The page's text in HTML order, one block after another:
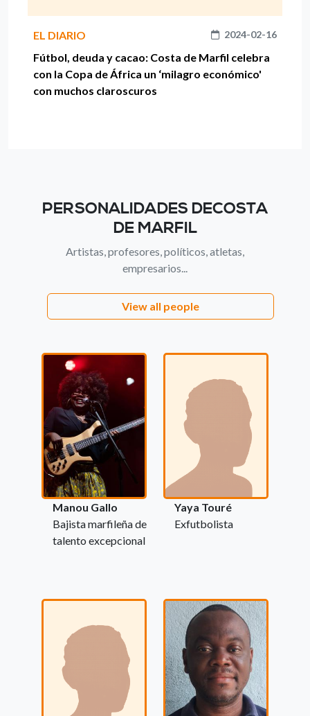
EL DIARIO 2024-02-16
Fútbol, deuda y cacao: Costa de Marfil celebra
con la Copa de África un ‘milagro económico'
con muchos claroscuros
PERSONALIDADES DECOSTA
DE MARFIL
Artistas, profesores, políticos, atletas,
empresarios...
View all people
Manou Gallo
Bajista marfileña de
talento excepcional
Yaya Touré
Exfutbolista